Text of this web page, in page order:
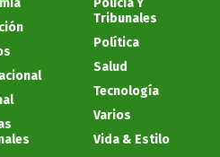
Policía Y
Tribunales
Política
Salud
Tecnología
Varios
Vida & Estilo